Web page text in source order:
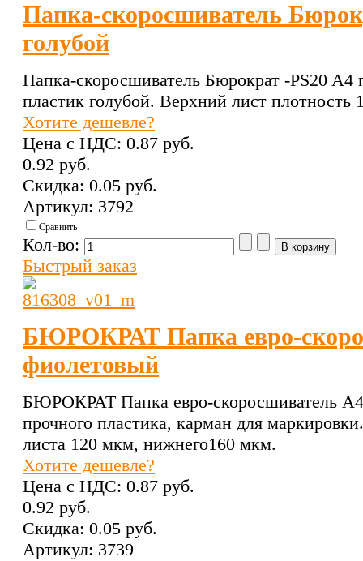
Папка-скоросшиватель
голубой
Папка-скоросшиватель Бюрократ -PS20 A4
пластик голубой. Верхний лист
Хотите дешевле?
Цена с НДС: 0.87 pуб.
0.92 pуб.
Скидка: 0.05 pуб.
Артикул: 3792
Сравнить
Кол-во:
Быстрый заказ
БЮРОКРАТ Папка евро-
фиолетовый
БЮРОКРАТ Папка евро-скоросшиватель
прочного пластика, карман для
листа 120 мкм, нижнего160 мкм.
Хотите дешевле?
Цена с НДС: 0.87 pуб.
0.92 pуб.
Скидка: 0.05 pуб.
Артикул: 3739